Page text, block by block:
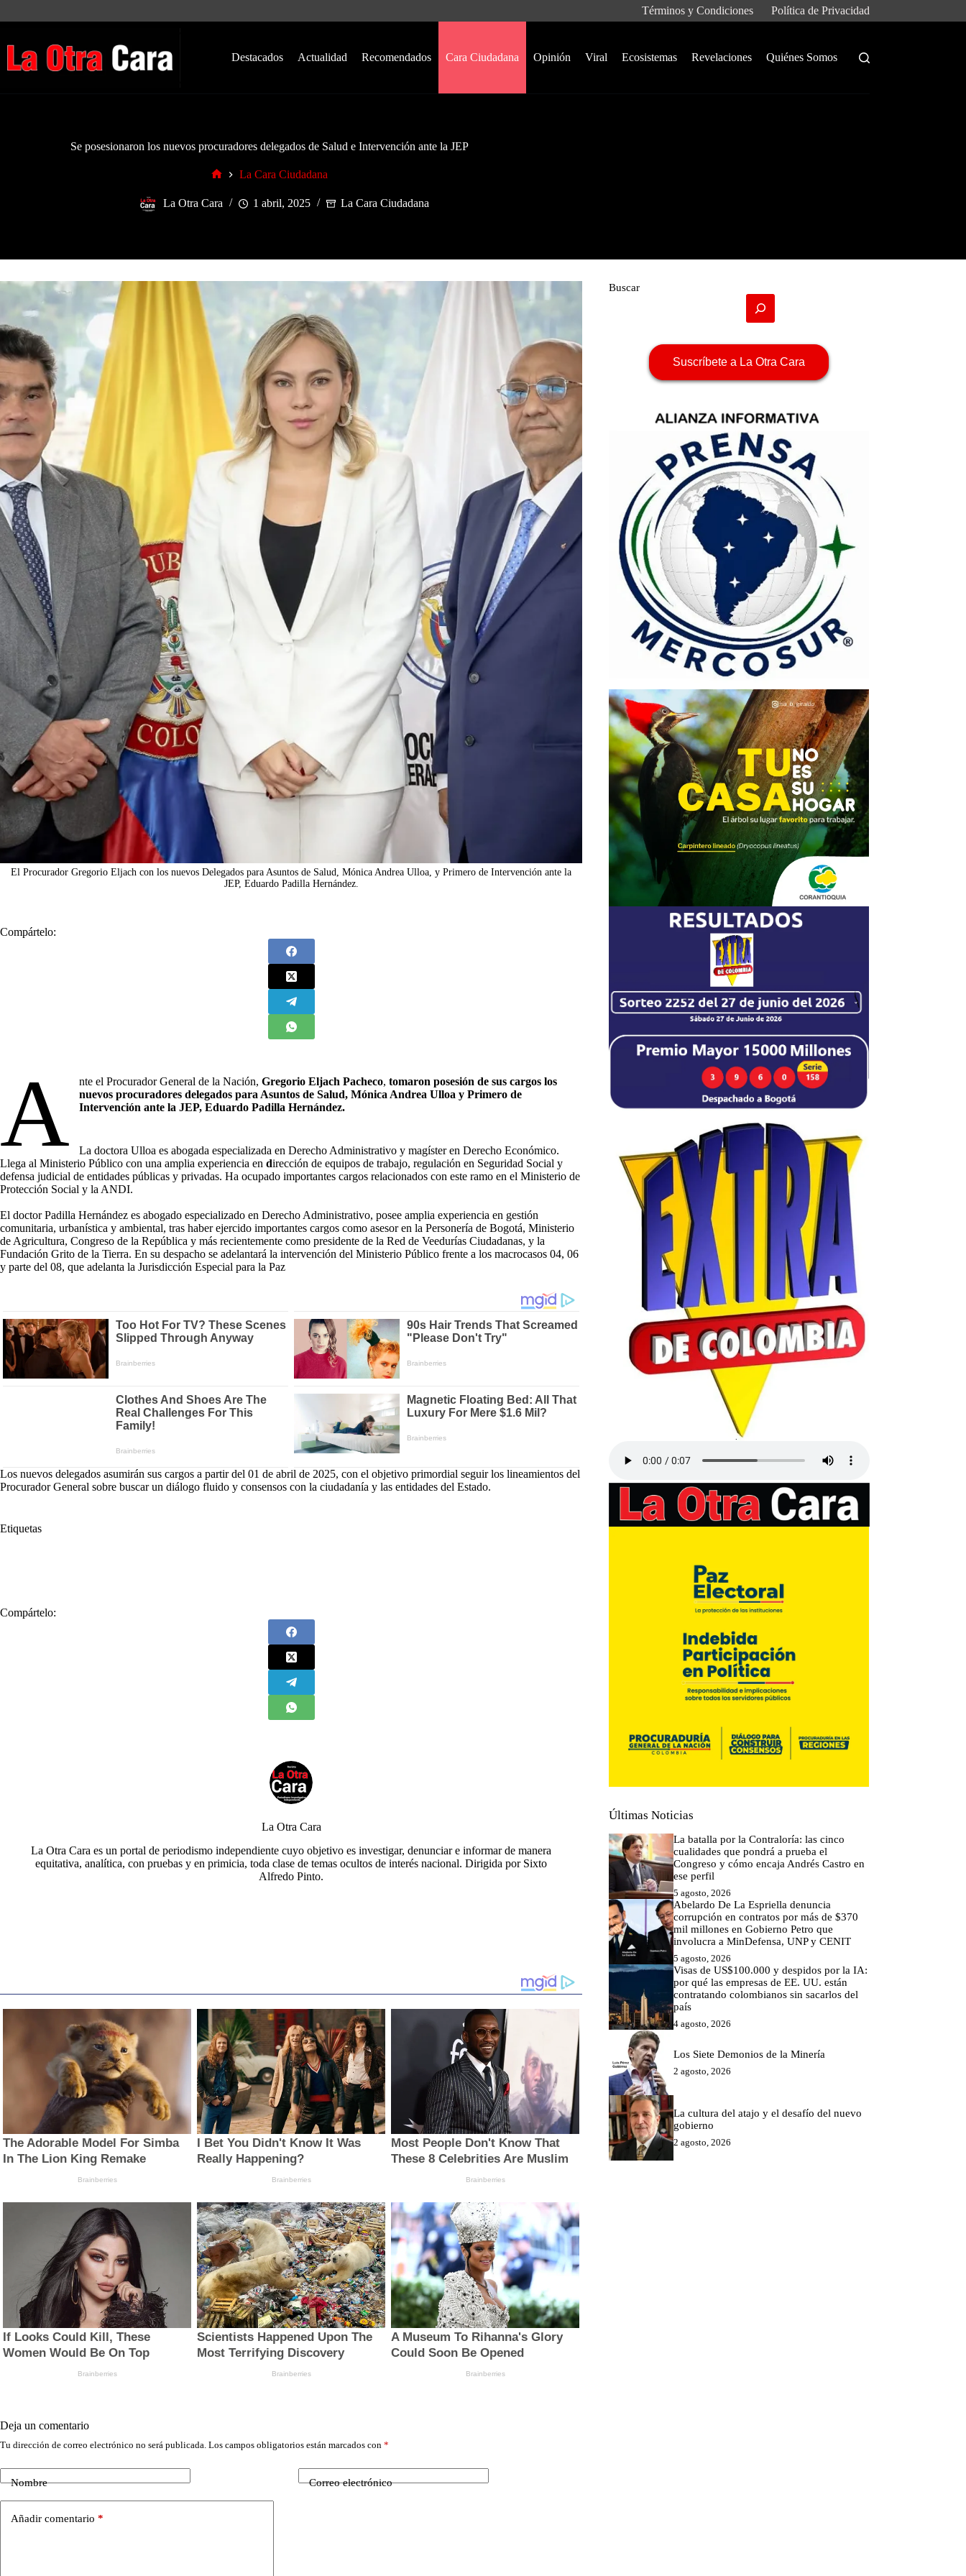
Términos y Condiciones Política de Privacidad
Destacados Actualidad Recomendados Cara Ciudadana Opinión Viral Ecosistemas Revelaciones Quiénes Somos
Se posesionaron los nuevos procuradores delegados de Salud e Intervención ante la JEP
La Cara Ciudadana
La Otra Cara 1 abril, 2025 La Cara Ciudadana
El Procurador Gregorio Eljach con los nuevos Delegados para Asuntos de Salud, Mónica Andrea Ulloa, y Primero de Intervención ante la
JEP, Eduardo Padilla Hernández.
Compártelo:
A nte el Procurador General de la Nación,Gregorio Eljach Pacheco, tomaron posesión de sus cargos los
nuevos procuradores delegados para Asuntos de Salud, Mónica Andrea Ulloa y Primero de
Intervención ante la JEP, Eduardo Padilla Hernández.
La doctora Ulloa es abogada especializada en Derecho Administrativo y magíster en Derecho Económico.
Llega al Ministerio Público con una amplia experiencia en dirección de equipos de trabajo, regulación en Seguridad Social y
defensa judicial de entidades públicas y privadas. Ha ocupado importantes cargos relacionados con este ramo en el Ministerio de
Protección Social y la ANDI.
El doctor Padilla Hernández es abogado especializado en Derecho Administrativo, posee amplia experiencia en gestión
comunitaria, urbanística y ambiental, tras haber ejercido importantes cargos como asesor en la Personería de Bogotá, Ministerio
de Agricultura, Congreso de la República y más recientemente como presidente de la Red de Veedurías Ciudadanas, y la
Fundación Grito de la Tierra. En su despacho se adelantará la intervención del Ministerio Público frente a los macrocasos 04, 06
y parte del 08, que adelanta la Jurisdicción Especial para la Paz
Los nuevos delegados asumirán sus cargos a partir del 01 de abril de 2025, con el objetivo primordial seguir los lineamientos del
Procurador General sobre buscar un diálogo fluido y consensos con la ciudadanía y las entidades del Estado.​
Etiquetas
Compártelo:
La Otra Cara
La Otra Cara es un portal de periodismo independiente cuyo objetivo es investigar, denunciar e informar de manera
equitativa, analítica, con pruebas y en primicia, toda clase de temas ocultos de interés nacional. Dirigida por Sixto
Alfredo Pinto.
Deja un comentario
Tu dirección de correo electrónico no será publicada. Los campos obligatorios están marcados con *
Nombre Correo electrónico
Añadir comentario *
Buscar
Suscríbete a La Otra Cara
Últimas Noticias
La batalla por la Contraloría: las cinco
cualidades que pondrá a prueba el
Congreso y cómo encaja Andrés Castro en
ese perfil
5 agosto, 2026
Abelardo De La Espriella denuncia
corrupción en contratos por más de $370
mil millones en Gobierno Petro que
involucra a MinDefensa, UNP y CENIT
5 agosto, 2026
Visas de US$100.000 y despidos por la IA:
por qué las empresas de EE. UU. están
contratando colombianos sin sacarlos del
país
4 agosto, 2026
Los Siete Demonios de la Minería
2 agosto, 2026
La cultura del atajo y el desafío del nuevo
gobierno
2 agosto, 2026